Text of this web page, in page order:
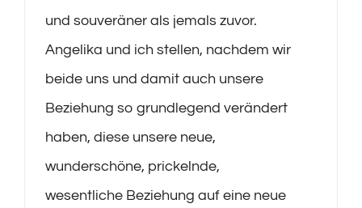
und souveräner als jemals zuvor.
Angelika und ich stellen, nachdem wir
beide uns und damit auch unsere
Beziehung so grundlegend verändert
haben, diese unsere neue,
wunderschöne, prickelnde,
wesentliche Beziehung auf eine neue